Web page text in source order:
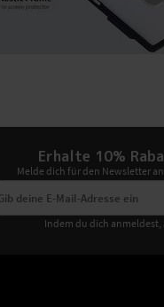
Erhalte 10%
Melde dich für den Newsletter
Indem du dich